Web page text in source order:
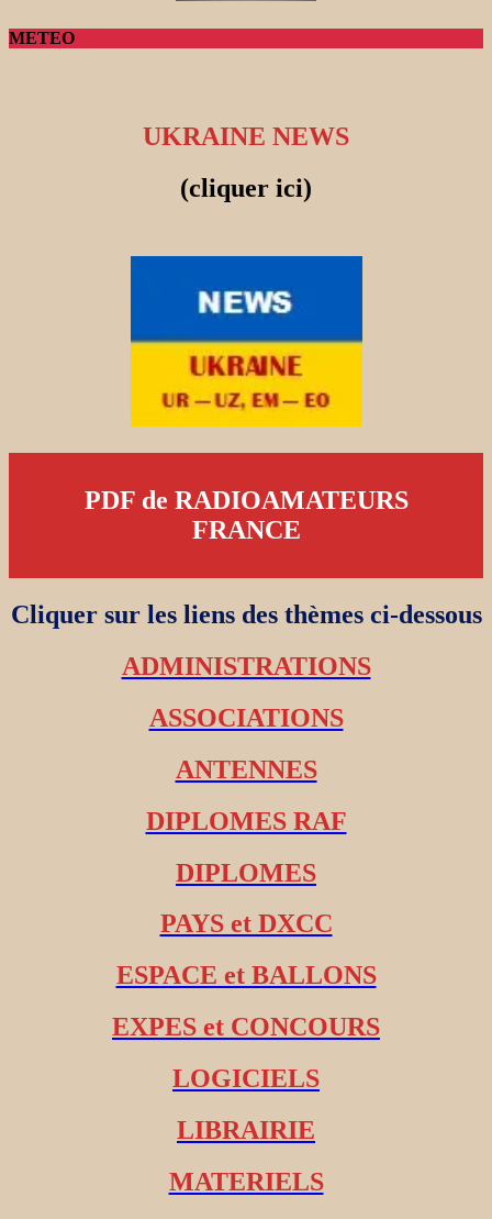
METEO
UKRAINE NEWS
(cliquer ici)
PDF de RADIOAMATEURS
FRANCE
Cliquer sur les liens des thèmes ci-dessous
ADMINISTRATIONS
ASSOCIATIONS
ANTENNES
DIPLOMES RAF
DIPLOMES
PAYS et DXCC
ESPACE et BALLONS
EXPES et CONCOURS
LOGICIELS
LIBRAIRIE
MATERIELS